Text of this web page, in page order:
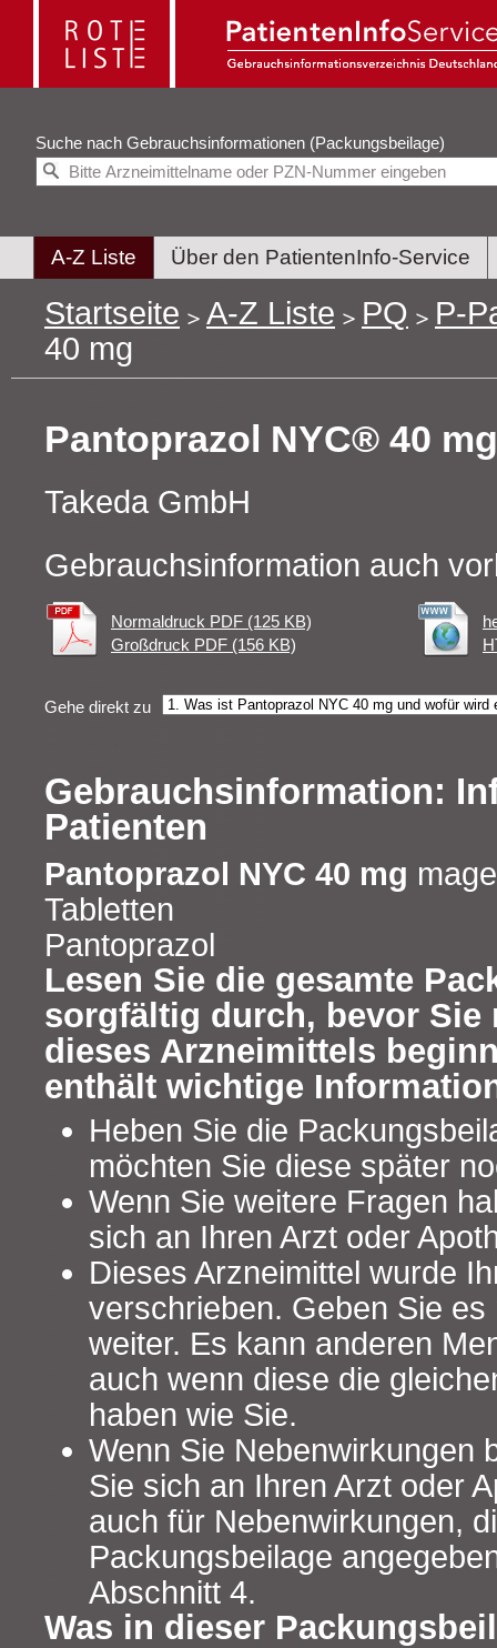
Suche nach Gebrauchsinformationen (Packungsbeilage)
A-Z Liste Über den PatientenInfo-Service
Startseite A-Z Liste PQ
P-
40 mg
Pantoprazol NYC® 40 mg
Takeda GmbH
Gebrauchsinformation auch
Normaldruck PDF (125 KB)
Großdruck PDF (156 KB)
Gehe direkt zu
Gebrauchsinformation:
Patienten
Pantoprazol NYC 40 mg
Tabletten
Pantoprazol
Lesen Sie die gesamte
sorgfältig durch, bevor Sie
dieses Arzneimittels
enthält wichtige
Heben Sie die
möchten Sie diese später
Wenn Sie weitere Fragen
sich an Ihren Arzt oder
Dieses Arzneimittel wurde
verschrieben. Geben Sie es
weiter. Es kann anderen
auch wenn diese die
haben wie Sie.
Wenn Sie Nebenwirkungen
Sie sich an Ihren Arzt oder
auch für Nebenwirkungen,
Packungsbeilage
Abschnitt 4.
Was in dieser